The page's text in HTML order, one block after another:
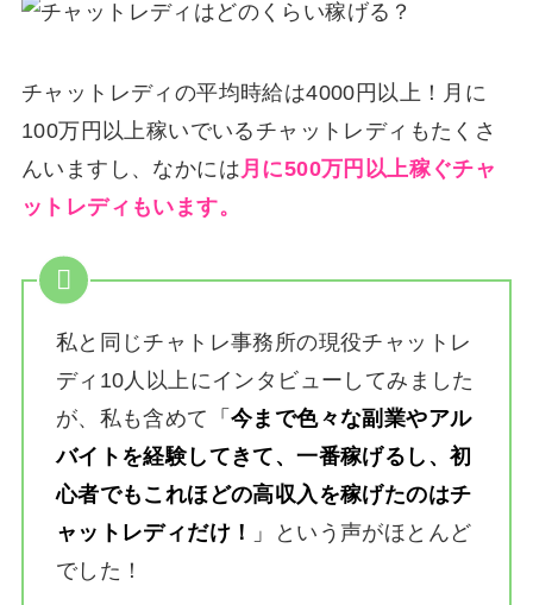
チャットレディの平均時給は4000円以上！月に
100万円以上稼いでいるチャットレディもたくさ
んいますし、なかには 月に500万円以上稼ぐチャ
ットレディもいます。
私と同じチャトレ事務所の現役チャットレ
ディ10人以上にインタビューしてみました
が、私も含めて
「今まで色々な副業やアル
バイトを経験してきて、一番稼げるし、初
心者でもこれほどの高収入を稼げたのはチ
ャットレディだけ！
」
という声がほとんど
でした！